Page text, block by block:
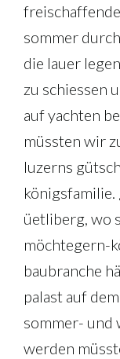
sommer
die lauer
zu schiessen
auf yachten
müssten wir
luzerns
üetliberg, wo
möchtegern-
baubranche
palast auf
sommer- und
werden